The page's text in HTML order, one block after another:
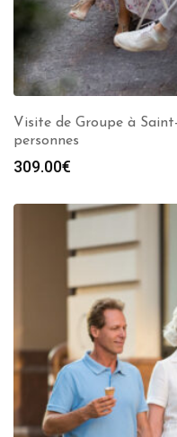
Visite de Groupe à
personnes
309.00€